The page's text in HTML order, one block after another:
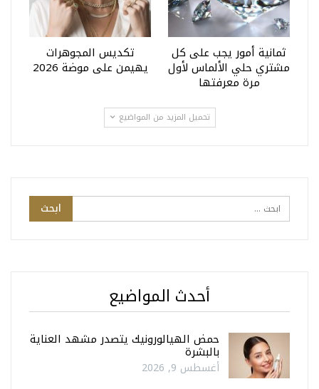
ثمانية أمور يجب على كل
مشتري حلي الألماس لأول
مرة معرفتها
تكديس المجوهرات
يهيمن على موضة 2026
تحميل المزيد من المواضيع
أحدث المواضيع
حمض الهيالورونيك يتصدر مشهد العناية
بالبشرة
أغسطس 9, 2026